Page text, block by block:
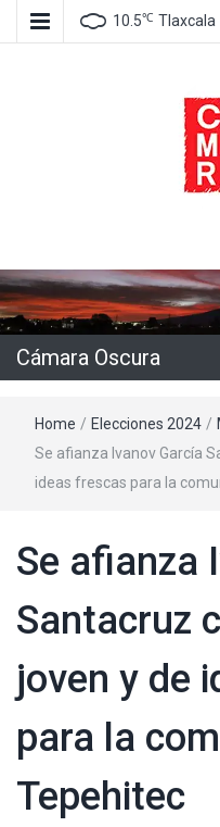
10.5℃ Tlaxcala
Cámara Oscura
Home / Elecciones 2024 /
Se afianza Ivanov García
ideas frescas para la
Se afianza
Santacruz
joven y de
para la
Tepehitec